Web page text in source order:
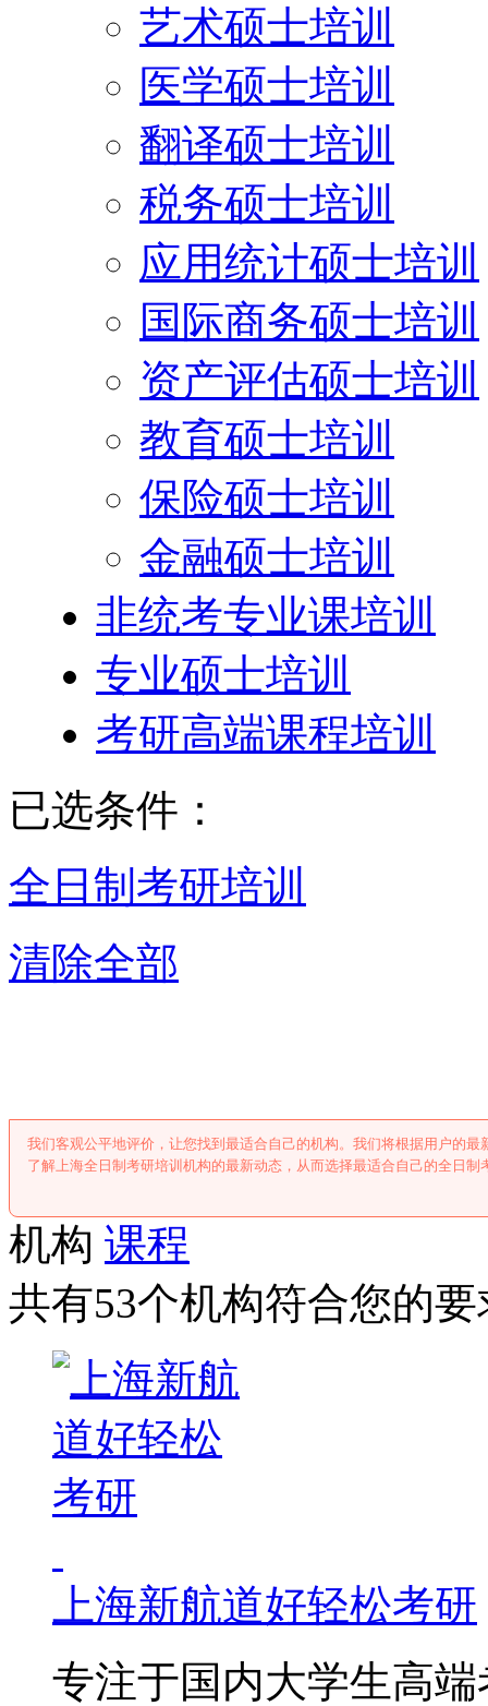
艺术硕士培训
医学硕士培训
翻译硕士培训
税务硕士培训
应用统计硕士培训
国际商务硕士培训
资产评估硕士培训
教育硕士培训
保险硕士培训
金融硕士培训
非统考专业课培训
专业硕士培训
考研高端课程培训
已选条件：
全日制考研培训
清除全部
我们客观公平地评价，让您找到最适合自己的机构。我们将根据用户的
了解上海全日制考研培训机构的最新动态，从而选择最适合自己的全日制
机构 课程
共有53个机构符合您的要
上海新航道好轻松考研
专注于国内大学生高